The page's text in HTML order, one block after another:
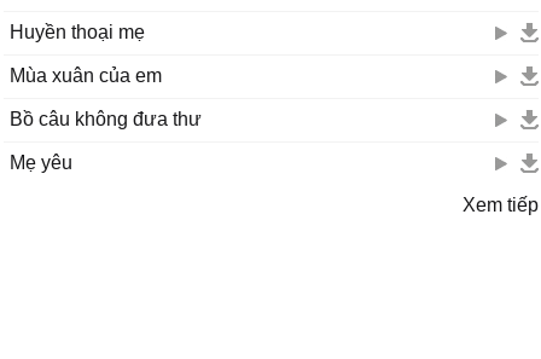
Huyền thoại mẹ
Mùa xuân của em
Bồ câu không đưa thư
Mẹ yêu
Xem tiếp